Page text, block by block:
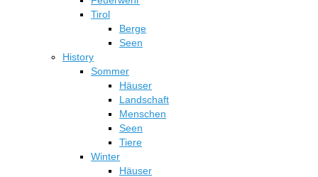
Tirol
Berge
Seen
History
Sommer
Häuser
Landschaft
Menschen
Seen
Tiere
Winter
Häuser